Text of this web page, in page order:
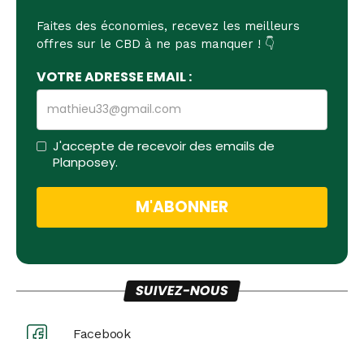
Faites des économies, recevez les meilleurs
offres sur le CBD à ne pas manquer ! 👇
VOTRE ADRESSE EMAIL :
J'accepte de recevoir des emails de
Planposey.
SUIVEZ-NOUS
Facebook